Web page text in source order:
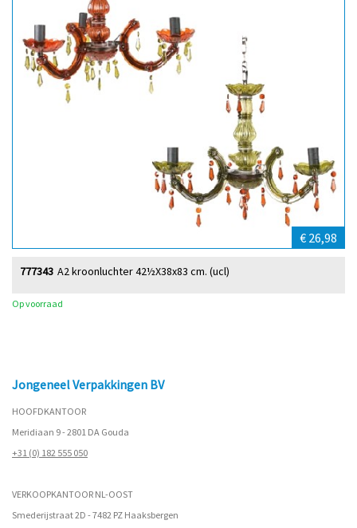
€ 26,98
A2 kroonluchter 42½X38x83 cm. (ucl)
777343
Op voorraad
Jongeneel Verpakkingen BV
HOOFDKANTOOR
Meridiaan 9 - 2801 DA Gouda
+31 (0) 182 555 050
VERKOOPKANTOOR NL-OOST
Smederijstraat 2D - 7482 PZ Haaksbergen